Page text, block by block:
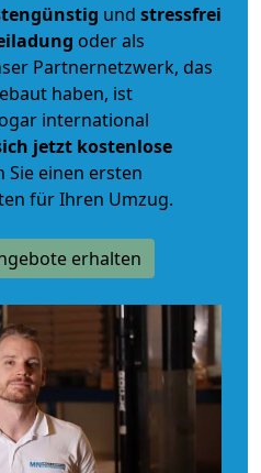
und stressfrei
oder als
Partnernetzwerk, das
haben, ist
international
jetzt kostenlose
Sie einen ersten
für Ihren Umzug.
erhalten